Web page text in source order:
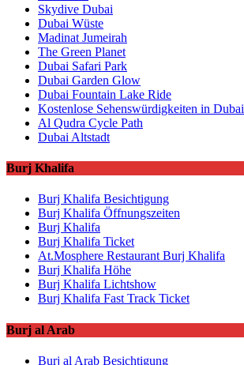
Skydive Dubai
Dubai Wüste
Madinat Jumeirah
The Green Planet
Dubai Safari Park
Dubai Garden Glow
Dubai Fountain Lake Ride
Kostenlose Sehenswürdigkeiten in Dubai
Al Qudra Cycle Path
Dubai Altstadt
Burj Khalifa
Burj Khalifa Besichtigung
Burj Khalifa Öffnungszeiten
Burj Khalifa
Burj Khalifa Ticket
At.Mosphere Restaurant Burj Khalifa
Burj Khalifa Höhe
Burj Khalifa Lichtshow
Burj Khalifa Fast Track Ticket
Burj al Arab
Burj al Arab Besichtigung